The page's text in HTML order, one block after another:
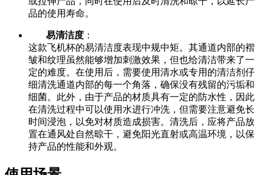
品的使用寿命。
易清洁度 ：
这款飞机杯的易清洁度表现中规中矩。其通道内部的褶
皱和纹理虽然能够增加刺激效果，但也给清洁带来了一
定的难度。在使用后，需要使用清水或专用的清洁剂仔
细清洗通道内部的每一个角落，确保没有残留的污垢和
细菌。此外，由于产品的材质具有一定的防水性，因此
在清洗过程中可以使用水进行冲洗，但需要注意避免长
时间浸泡，以免对材质造成损害。清洗后，应将产品放
置在通风处自然晾干，避免阳光直射或高温环境，以保
持产品的性能和外观。